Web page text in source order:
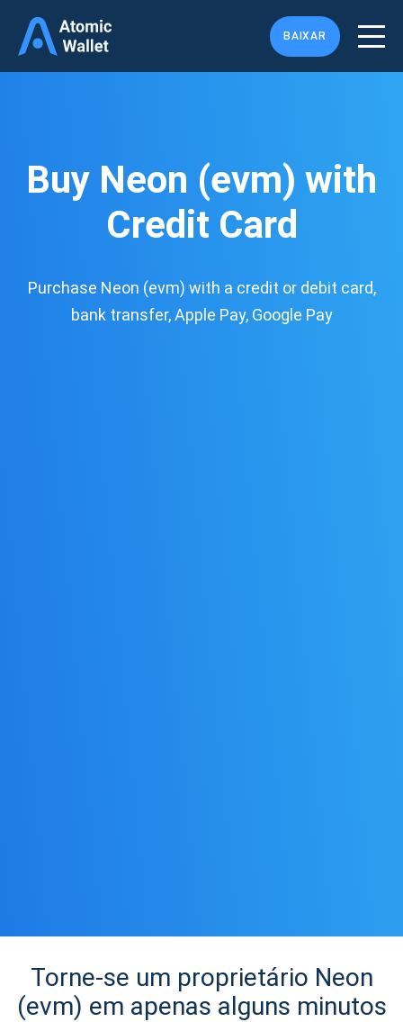
BAIXAR
Buy Neon (evm) with
Credit Card
Purchase Neon (evm) with a credit or debit card,
bank transfer, Apple Pay, Google Pay
Torne-se um proprietário Neon
(evm) em apenas alguns minutos